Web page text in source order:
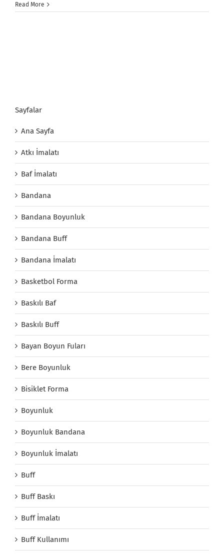
Read More
Sayfalar
Ana Sayfa
Atkı İmalatı
Baf İmalatı
Bandana
Bandana Boyunluk
Bandana Buff
Bandana İmalatı
Basketbol Forma
Baskılı Baf
Baskılı Buff
Bayan Boyun Fuları
Bere Boyunluk
Bisiklet Forma
Boyunluk
Boyunluk Bandana
Boyunluk İmalatı
Buff
Buff Baskı
Buff İmalatı
Buff Kullanımı